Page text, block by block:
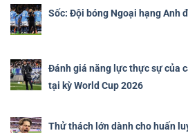
Sốc: Đội bóng Ngoại hạng Anh
Đánh giá năng lực thực sự của
tại kỳ World Cup 2026
Thử thách lớn dành cho huấn